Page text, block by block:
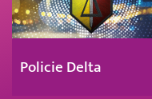
Policie Delta